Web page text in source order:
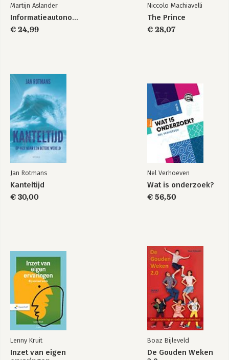
Martijn Aslander
Informatieautonomie
€ 24,99
Niccolo Machiavelli
The Prince
€ 28,07
Jan Rotmans
Kanteltijd
€ 30,00
Nel Verhoeven
Wat is onderzoek?
€ 56,50
Lenny Kruit
Inzet van eigen
Boaz Bijleveld
De Gouden Weken